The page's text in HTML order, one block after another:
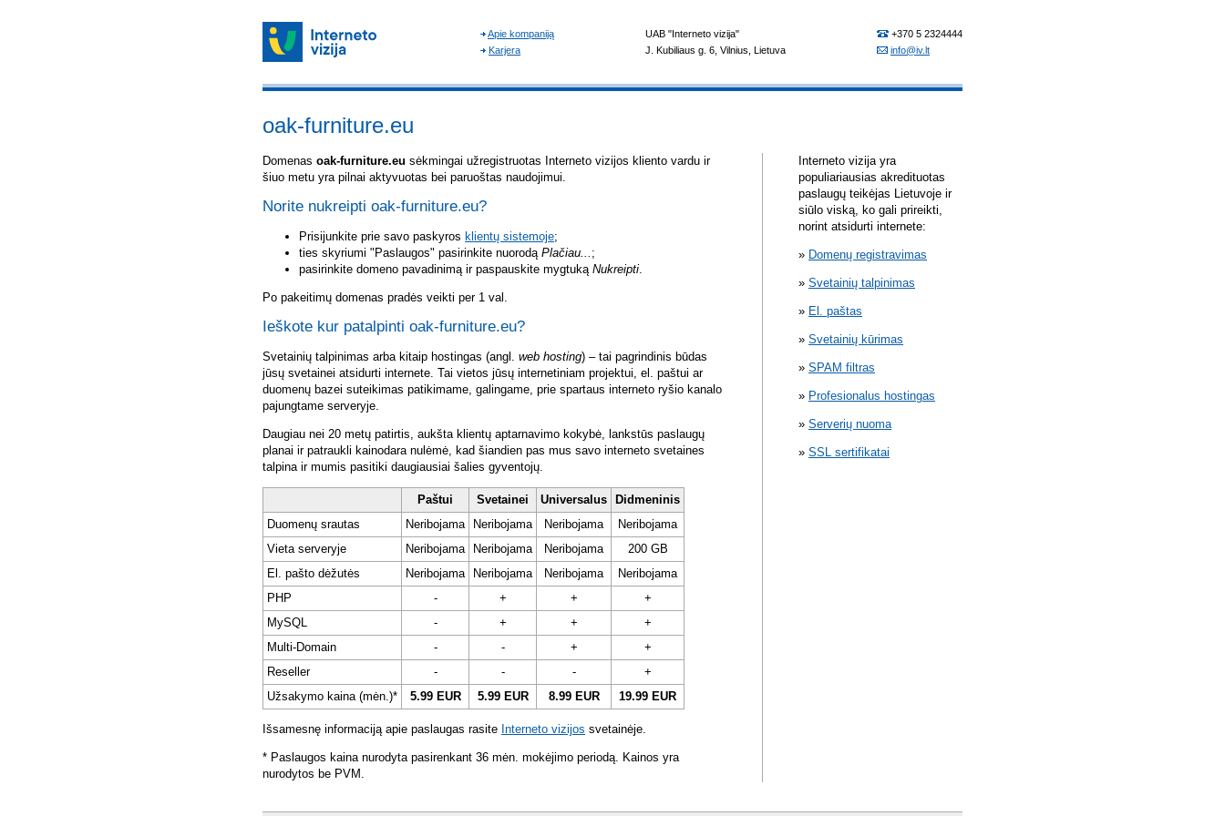
oak-furniture.eu
Domenas oak-furniture.eu sėkmingai užregistruotas Interneto vizijos kliento vardu ir
šiuo metu yra pilnai aktyvuotas bei paruoštas naudojimui.
Norite nukreipti oak-furniture.eu?
Prisijunkite prie savo paskyros klientų sistemoje;
ties skyriumi "Paslaugos" pasirinkite nuorodą Plačiau... ;
pasirinkite domeno pavadinimą ir paspauskite mygtuką Nukreipti.
Po pakeitimų domenas pradės veikti per 1 val.
Ieškote kur patalpinti oak-furniture.eu?
Svetainių talpinimas arba kitaip hostingas (angl. web hosting) – tai pagrindinis būdas
jūsų svetainei atsidurti internete. Tai vietos jūsų internetiniam projektui, el. paštui ar
duomenų bazei suteikimas patikimame, galingame, prie spartaus interneto ryšio kanalo
pajungtame serveryje.
Daugiau nei 20 metų patirtis, aukšta klientų aptarnavimo kokybė, lankstūs paslaugų
planai ir patraukli kainodara nulėmė, kad šiandien pas mus savo interneto svetaines
talpina ir mumis pasitiki daugiausiai šalies gyventojų.
Paštui Svetainei Universalus
Didmeninis
Duomenų srautas
Neribojama Neribojama Neribojama
Neribojama
Vieta serveryje
Neribojama Neribojama Neribojama
200 GB
El. pašto dėžutės
Neribojama Neribojama Neribojama
Neribojama
PHP
- + +
+
MySQL
- + +
+
Multi-Domain
- - +
+
Reseller
- - -
+
Užsakymo kaina (mėn.)*
5.99 EUR 5.99 EUR 8.99 EUR 19.99 EUR
Išsamesnę informaciją apie paslaugas rasite Interneto vizijos svetainėje.
* Paslaugos kaina nurodyta pasirenkant 36 mėn. mokėjimo periodą. Kainos yra
nurodytos be PVM.
Interneto vizija yra
populiariausias akredituotas
paslaugų teikėjas Lietuvoje ir
siūlo viską, ko gali prireikti,
norint atsidurti internete:
Domenų registravimas
Svetainių talpinimas
El. paštas
Svetainių kūrimas
SPAM filtras
Profesionalus hostingas
Serverių nuoma
SSL sertifikatai